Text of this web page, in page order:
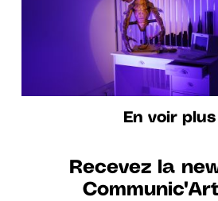
En voir
Recevez la